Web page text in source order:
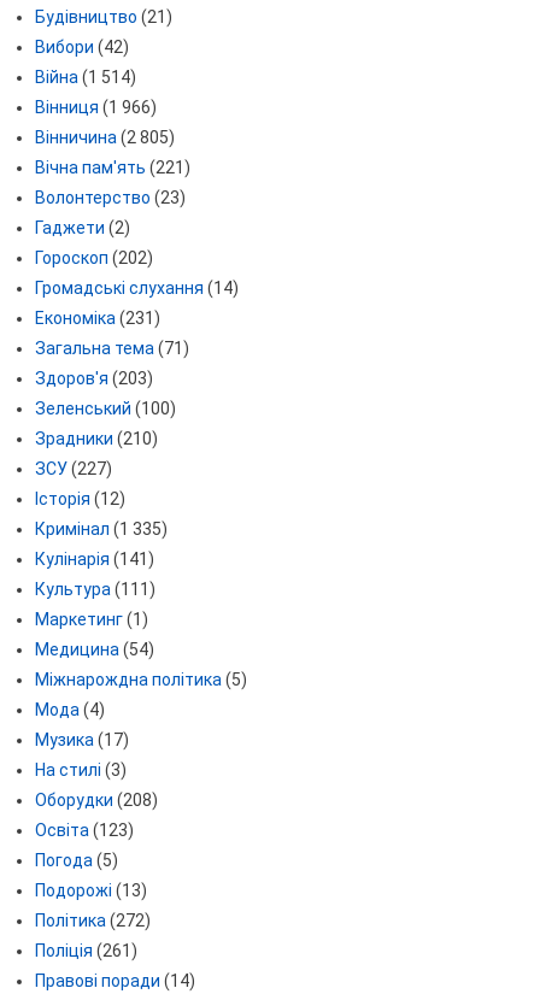
Будівництво (21)
Вибори (42)
Війна (1 514)
Вінниця (1 966)
Вінничина (2 805)
Вічна пам'ять (221)
Волонтерство (23)
Гаджети (2)
Гороскоп (202)
Громадські слухання (14)
Економіка (231)
Загальна тема (71)
Здоров'я (203)
Зеленський (100)
Зрадники (210)
ЗСУ(227)
Історія (12)
Кримінал (1 335)
Кулінарія (141)
Культура (111)
Маркетинг(1)
Медицина (54)
Міжнарождна політика (5)
Мода (4)
Музика (17)
На стилі (3)
Оборудки (208)
Освіта (123)
Погода (5)
Подорожі (13)
Політика (272)
Поліція (261)
Правові поради (14)